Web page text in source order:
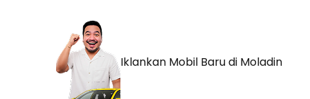
Iklankan Mobil Barudi Moladin